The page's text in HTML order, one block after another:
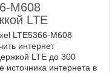
M608
LTE
LTE5366-M608
интернет
LTE до 300
интернета в